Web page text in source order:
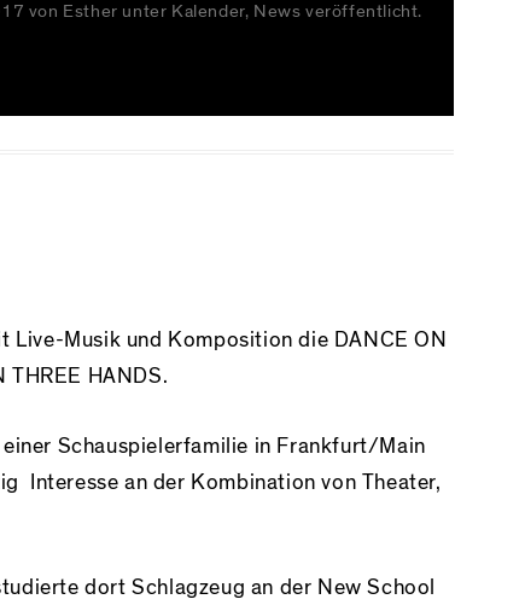
von Esther unter Kalender, News veröffentlicht.
Live-Musik und Komposition die DANCE ON
THREE HANDS.
einer Schauspielerfamilie in Frankfurt/Main
Interesse an der Kombination von Theater,
dort Schlagzeug an der New School